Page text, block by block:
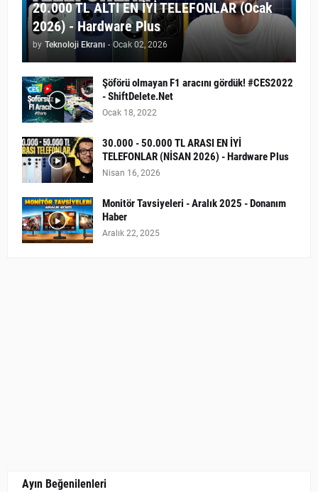
20.000 TL ALTI EN İYİ TELEFONLAR (Ocak
2026) - Hardware Plus
by Teknoloji Ekranı - Ocak 02, 2026
Şöförü olmayan F1 aracını gördük! #CES2022
- ShiftDelete.Net
Ocak 18, 2022
30.000 - 50.000 TL ARASI EN İYİ
TELEFONLAR (NİSAN 2026) - Hardware Plus
Nisan 16, 2026
Monitör Tavsiyeleri - Aralık 2025 - Donanım
Haber
Aralık 22, 2025
Ayın Beğenilenleri